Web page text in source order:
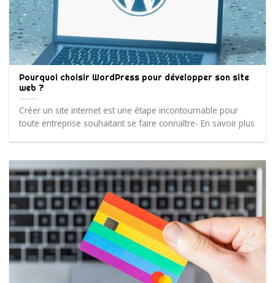
Pourquoi choisir WordPress pour développer son site
web ?
Créer un site internet est une étape incontournable pour
toute entreprise souhaitant se faire connaître- En savoir plus